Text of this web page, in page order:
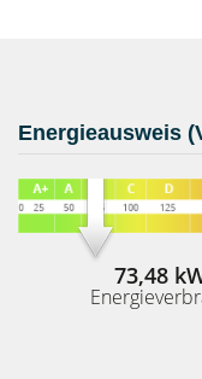
Energieausweis
73,48